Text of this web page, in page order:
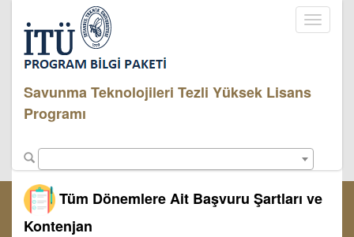
Toggle
Savunma Teknolojileri Tezli Yüksek Lisans
Programı
Tüm Dönemlere Ait Başvuru Şartları ve
Kontenjan